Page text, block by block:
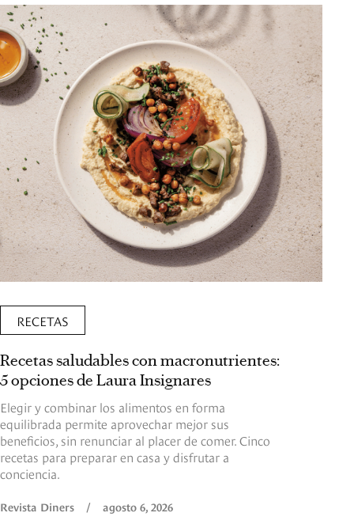
RECETAS
Recetas saludables con macronutrientes:
5 opciones de Laura Insignares
Elegir y combinar los alimentos en forma
equilibrada permite aprovechar mejor sus
beneficios, sin renunciar al placer de comer. Cinco
recetas para preparar en casa y disfrutar a
conciencia.
Revista Diners / agosto 6, 2026